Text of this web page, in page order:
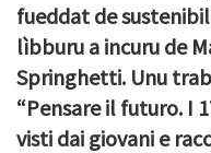
fueddat de
lìbburu a incuru de
Springhetti. Unu
“Pensare il futuro. I
visti dai giovani e